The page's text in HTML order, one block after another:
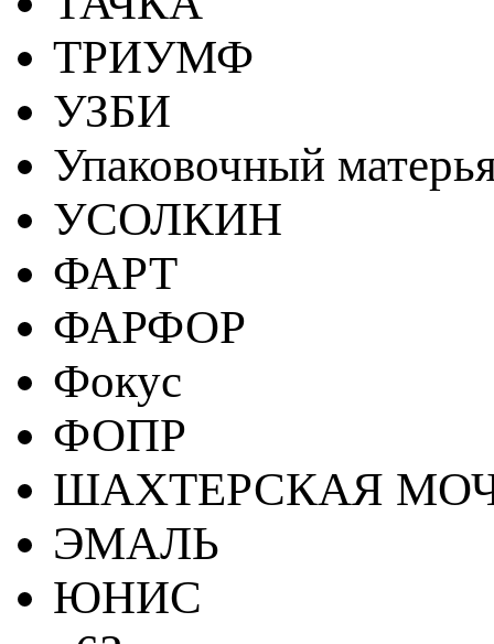
ТРИУМФ
УЗБИ
Упаковочный
УСОЛКИН
ФАРТ
ФАРФОР
Фокус
ФОПР
ШАХТЕРСКАЯ
ЭМАЛЬ
ЮНИС